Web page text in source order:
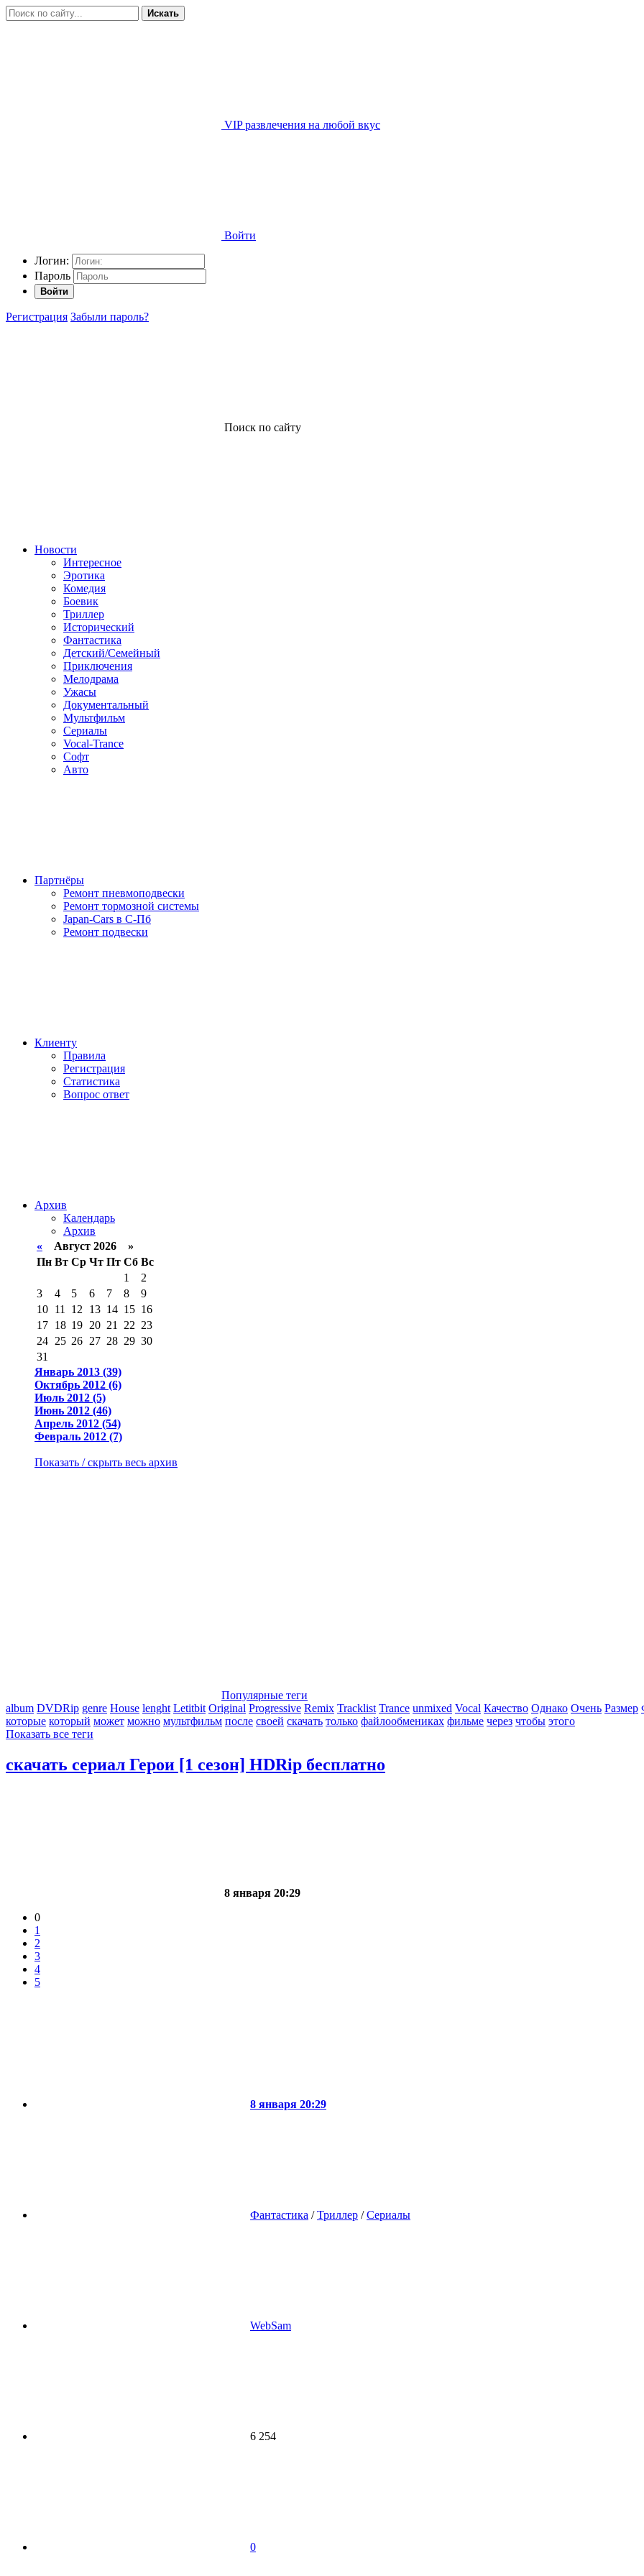
Искать
VIP развлечения на любой вкус
Войти
Логин:
Пароль
Войти
Регистрация Забыли пароль?
Поиск по сайту
Новости
Интересное
Эротика
Комедия
Боевик
Триллер
Исторический
Фантастика
Детский/Семейный
Приключения
Мелодрама
Ужасы
Документальный
Мультфильм
Сериалы
Vocal-Trance
Софт
Авто
Партнёры
Ремонт пневмоподвески
Ремонт тормозной системы
Japan-Cars в С-Пб
Ремонт подвески
Клиенту
Правила
Регистрация
Статистика
Вопрос ответ
Архив
Календарь
Архив
« Август 2026 »
Пн Вт Ср Чт Пт Сб Вс
1
2
3
4 5 6 7 8
9
10 11 12 13 14 15 16
17 18 19 20 21 22 23
24 25 26 27 28 29 30
31
Январь 2013 (39)
Октябрь 2012 (6)
Июль 2012 (5)
Июнь 2012 (46)
Апрель 2012 (54)
Февраль 2012 (7)
Показать / скрыть весь архив
Популярные теги
album DVDRip genre House lenght Letitbit Original Progressive Remix Tracklist Trance unmixed Vocal Качество Однако Очень Размер
которые который может можно мультфильм после своей скачать только файлообмениках фильме через чтобы этого
Показать все теги
скачать сериал Герои [1 сезон] HDRip бесплатно
8 января 20:29
0
1
2
3
4
5
8 января 20:29
Фантастика /Триллер /Сериалы
WebSam
6 254
0